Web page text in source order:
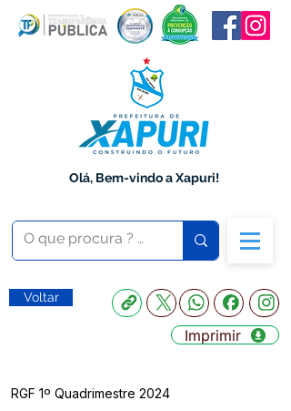
Olá, Bem-vindo a Xapuri!
Voltar
Imprimir
RGF 1º Quadrimestre 2024